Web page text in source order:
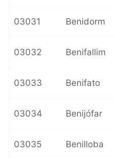
03031 Benidorm
03032 Benifallim
03033 Benifato
03034 Benijófar
03035 Benilloba